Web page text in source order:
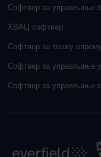
Софтвер за управљање
ХВАЦ софтвер
Софтвер за тешку опрему
Софтвер за управљање
Софтвер за управљање